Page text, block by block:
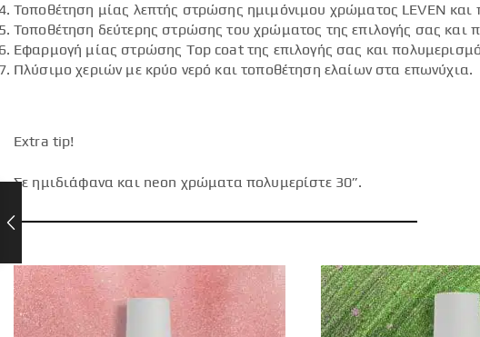
Τοποθέτηση μίας λεπτής στρώσης ημιμόνιμου χρώματος LEVEN και
Τοποθέτηση δεύτερης στρώσης του χρώματος της επιλογής σας και
Εφαρμογή μίας στρώσης Top coat της επιλογής σας και
Πλύσιμο χεριών με κρύο νερό και τοποθέτηση ελαίων στα επωνύχια.
Extra tip!
Σε ημιδιάφανα και neon χρώματα πολυμερίστε 30”.